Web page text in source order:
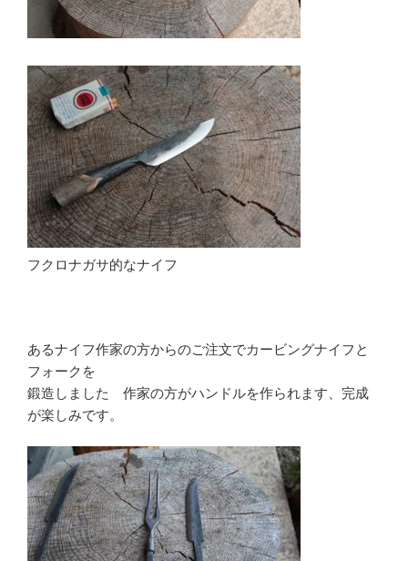
フクロナガサ的なナイフ
あるナイフ作家の方からのご注文でカービングナイフと
フォークを
鍛造しました 作家の方がハンドルを作られます、完成
が楽しみです。